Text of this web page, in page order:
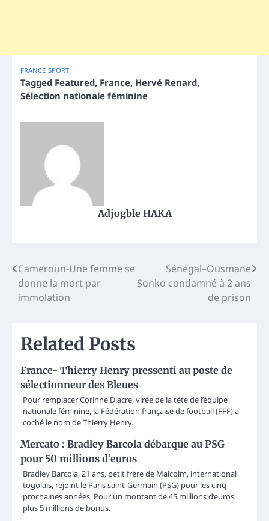
FRANCE SPORT
Tagged Featured, France, Hervé Renard,
Sélection nationale féminine
Adjogble HAKA
Post
navigation
Cameroun-Une femme se
donne la mort par
immolation
Sénégal–Ousmane
Sonko condamné à 2 ans
de prison
Related Posts
France- Thierry Henry pressenti au poste de
sélectionneur des Bleues
Pour remplacer Corinne Diacre, virée de la tête de l’équipe
nationale féminine, la Fédération française de football (FFF) a
coché le nom de Thierry Henry.
Mercato : Bradley Barcola débarque au PSG
pour 50 millions d’euros
Bradley Barcola, 21 ans, petit frère de Malcolm, international
togolais, rejoint le Paris saint-Germain (PSG) pour les cinq
prochaines années. Pour un montant de 45 millions d’euros
plus 5 millions de bonus.